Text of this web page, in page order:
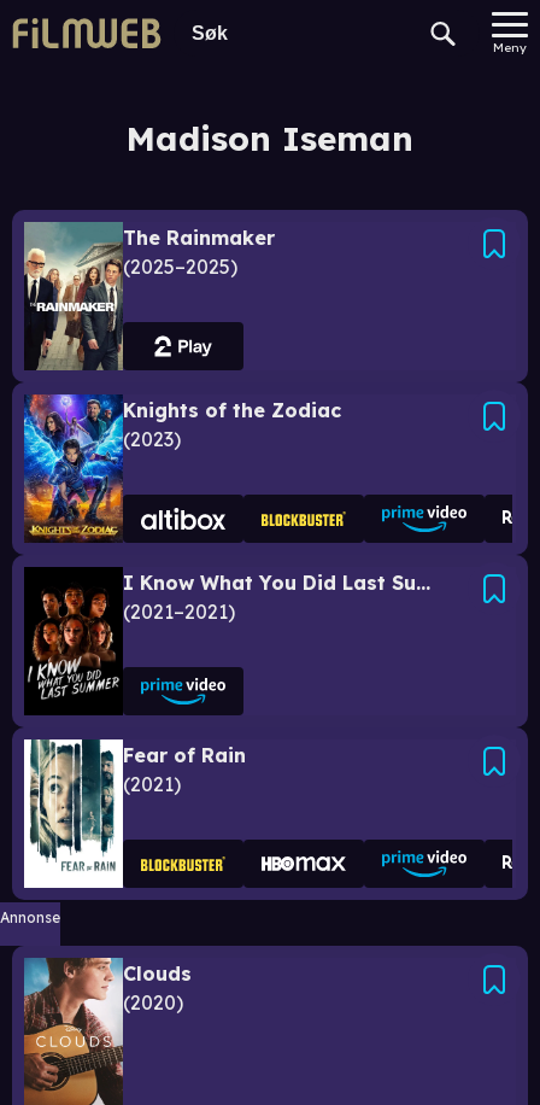
Meny
Madison Iseman
The Rainmaker
2025–2025
Knights of the Zodiac
2023
I Know What You Did Last Summer
2021–2021
Fear of Rain
2021
Annonse
Clouds
2020